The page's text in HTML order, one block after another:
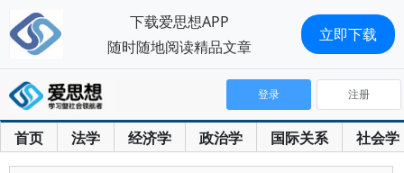
首页 法学 经济学 政治学 国际关系 社会学
登录 注册
下载爱思想APP
随时随地阅读精品文章
立即下载